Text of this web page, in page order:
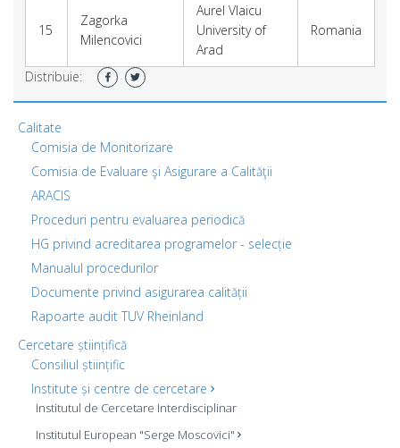
15
Zagorka
Milencovici
Aurel Vlaicu
University of
Arad
Romania
Distribuie:
Calitate
Comisia de Monitorizare
Comisia de Evaluare şi Asigurare a Calităţii
ARACIS
Proceduri pentru evaluarea periodică
HG privind acreditarea programelor - selecție
Manualul procedurilor
Documente privind asigurarea calității
Rapoarte audit TUV Rheinland
Cercetare științifică
Consiliul științific
Institute și centre de cercetare
Institutul de Cercetare Interdisciplinar
Institutul European "Serge Moscovici"